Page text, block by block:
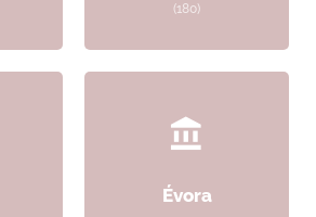
(180)
Évora